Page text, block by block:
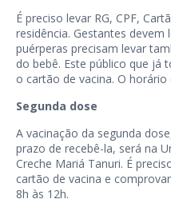
É preciso levar RG, CPF,
residência. Gestantes devem
puérperas precisam levar
do bebê. Este público que já
o cartão de vacina. O horário
Segunda dose
A vacinação da segunda
prazo de recebê-la, será na
Creche Mariá Tanuri. É
cartão de vacina e
8h às 12h.